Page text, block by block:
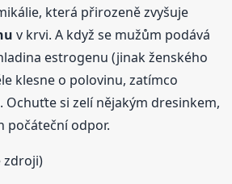
která přirozeně zvyšuje
v krvi. A když se mužům podává
estrogenu (jinak ženského
klesne o polovinu, zatímco
si zelí nějakým dresinkem,
počáteční odpor.
zdroji)